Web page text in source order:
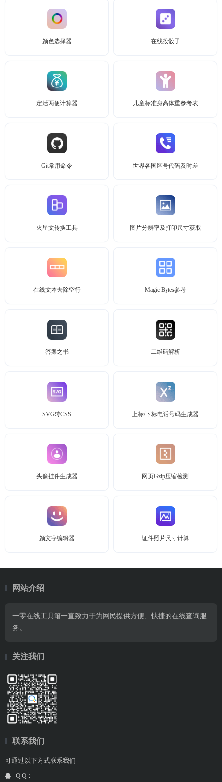
颜色选择器 在线投骰子
定活两便计算器 儿童标准身高体重参考表
Git常用命令 世界各国区号代码及时差
火星文转换工具 图片分辨率及打印尺寸获取
在线文本去除空行 Magic Bytes参考
答案之书 二维码解析
SVG转CSS 上标/下标电话号码生成器
头像挂件生成器 网页Gzip压缩检测
颜文字编辑器 证件照片尺寸计算
网站介绍
一零在线工具箱一直致力于为网民提供方便、快捷的在线查询服
务。
关注我们
联系我们
可通过以下方式联系我们
Q Q：